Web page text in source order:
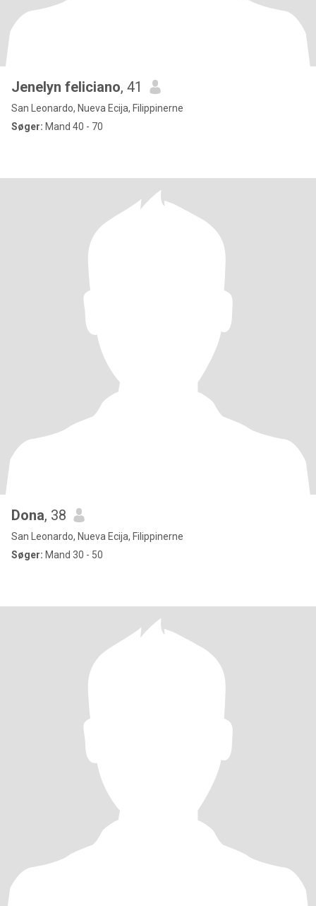
Jenelyn feliciano, 41
San Leonardo, Nueva Ecija, Filippinerne
Søger: Mand 40 - 70
Dona, 38
San Leonardo, Nueva Ecija, Filippinerne
Søger: Mand 30 - 50